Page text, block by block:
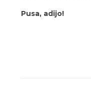
Pusa, adijo!